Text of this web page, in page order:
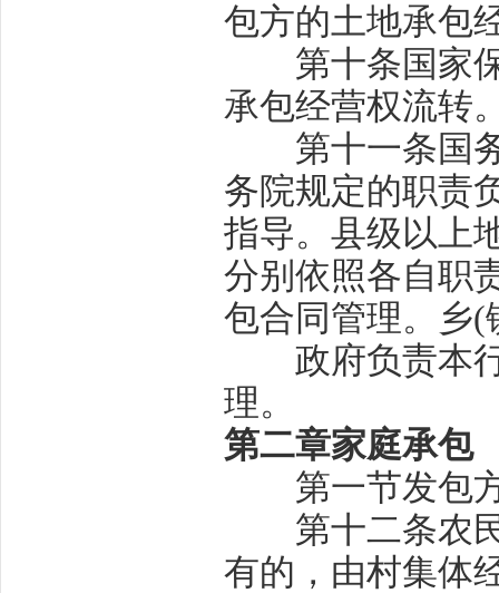
包方的土地承包
第十条 国家
承包经营权流转
第十一条国务
务院规定的职责
指导。县级以上
分别依照各自职
包合同管理。乡(
政府负责本行
理。
第二章家庭承包
第一节发包
第十二条农
有的，由村集体